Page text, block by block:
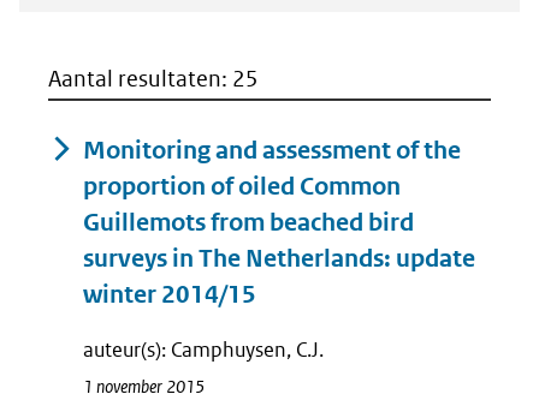
Aantal resultaten: 25
Monitoring and assessment of the
proportion of oiled Common
Guillemots from beached bird
surveys in The Netherlands: update
winter 2014/15
auteur(s): Camphuysen, C.J.
1 november 2015